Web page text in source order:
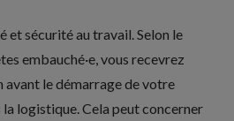
et sécurité au travail. Selon le
embauché·e, vous recevrez
le démarrage de votre
logistique. Cela peut concerner